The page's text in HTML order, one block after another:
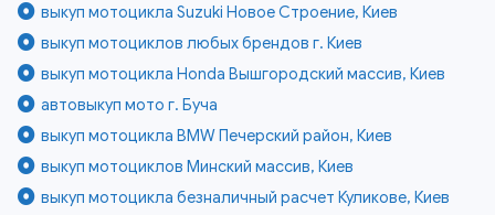
выкуп мотоцикла Suzuki Новое Строение, Киев
выкуп мотоциклов любых брендов г. Киев
выкуп мотоцикла Honda Вышгородский массив, Киев
автовыкуп мото г. Буча
выкуп мотоцикла BMW Печерский район, Киев
выкуп мотоциклов Минский массив, Киев
выкуп мотоцикла безналичный расчет Куликове, Киев